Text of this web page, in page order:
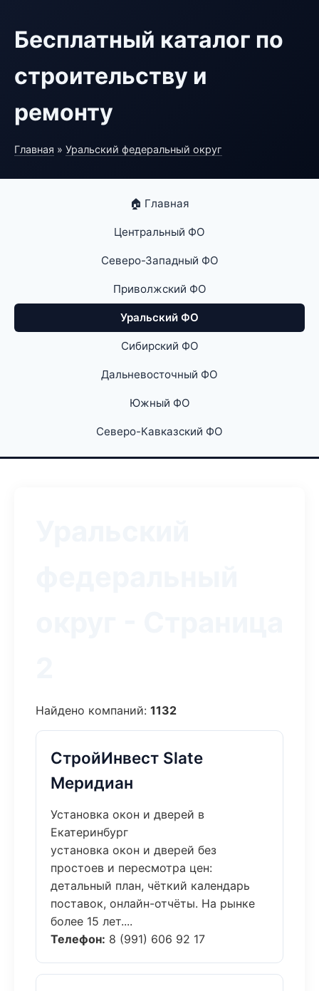
Бесплатный каталог по
строительству и
ремонту
Главная » Уральский федеральный округ
🏠 Главная
Центральный ФО
Северо-Западный ФО
Приволжский ФО
Уральский ФО
Сибирский ФО
Дальневосточный ФО
Южный ФО
Северо-Кавказский ФО
Найдено компаний: 1132
СтройИнвест Slate
Меридиан
Установка окон и дверей в
Екатеринбург
установка окон и дверей без
простоев и пересмотра цен:
детальный план, чёткий календарь
поставок, онлайн-отчёты. На рынке
более 15 лет....
Телефон: 8 (991) 606 92 17